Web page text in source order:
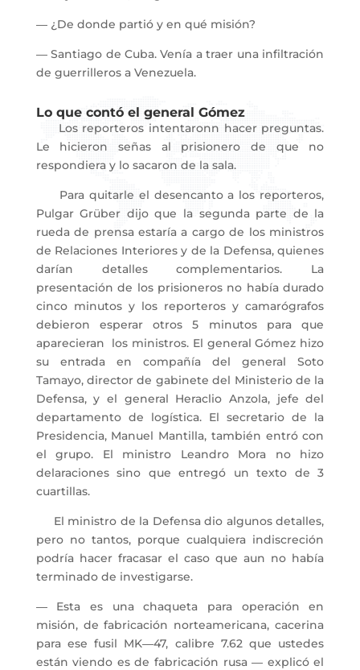
― ¿De donde partió y en qué misión?
― Santiago de Cuba. Venía a traer una infiltración
de guerrilleros a Venezuela.
Lo que contó el general Gómez
Los reporteros intentaronn hacer preguntas.
Le hicieron señas al prisionero de que no
respondiera y lo sacaron de la sala.
Para quitarle el desencanto a los reporteros,
Pulgar Grüber dijo que la segunda parte de la
rueda de prensa estaría a cargo de los ministros
de Relaciones Interiores y de la Defensa, quienes
darían detalles complementarios. La
presentación de los prisioneros no había durado
cinco minutos y los reporteros y camarógrafos
debieron esperar otros 5 minutos para que
aparecieran los ministros. El general Gómez hizo
su entrada en compañía del general Soto
Tamayo, director de gabinete del Ministerio de la
Defensa, y el general Heraclio Anzola, jefe del
departamento de logística. El secretario de la
Presidencia, Manuel Mantilla, también entró con
el grupo. El ministro Leandro Mora no hizo
delaraciones sino que entregó un texto de 3
cuartillas.
El ministro de la Defensa dio algunos detalles,
pero no tantos, porque cualquiera indiscreción
podría hacer fracasar el caso que aun no había
terminado de investigarse.
― Esta es una chaqueta para operación en
misión, de fabricación norteamericana, cacerina
para ese fusil MK―47, calibre 7.62 que ustedes
están viendo es de fabricación rusa ― explicó el